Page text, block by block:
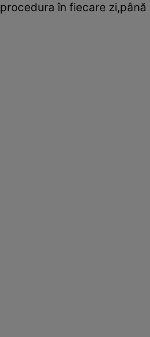
procedura în fiecare